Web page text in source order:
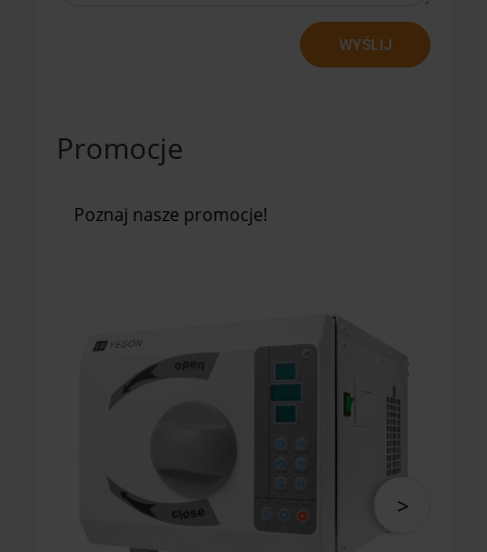
WYŚLIJ
Promocje
Poznaj nasze promocje!